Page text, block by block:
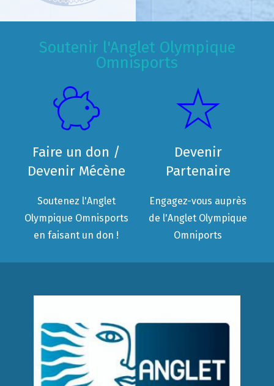
Soutenir l'Anglet Olympique
Omnisports
Faire un don /
Devenir Mécène
Soutenez l'Anglet
Olympique Omnisports
en faisant un don !
Devenir
Partenaire
Engagez-vous auprès
de l'Anglet Olympique
Omniports